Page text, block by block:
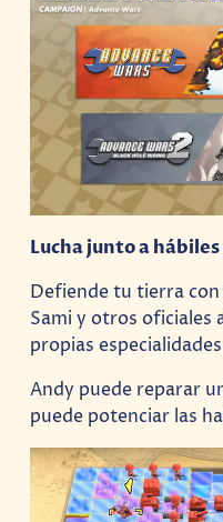
Lucha junto a
Defiende tu tierra
Sami y otros oficiales
propias
Andy puede reparar
puede potenciar las